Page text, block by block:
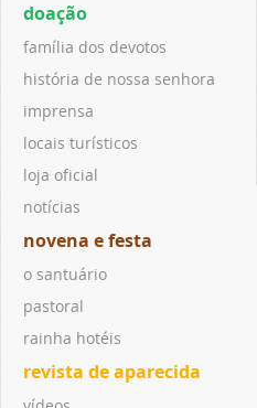
doação
família dos devotos
história de nossa senhora
imprensa
locais turísticos
loja oficial
notícias
novena e festa
o santuário
pastoral
rainha hotéis
revista de aparecida